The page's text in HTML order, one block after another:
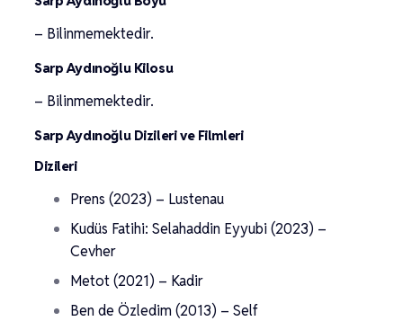
– Bilinmemektedir.
Sarp Aydınoğlu Kilosu
– Bilinmemektedir.
Sarp Aydınoğlu Dizileri ve Filmleri
Dizileri
Prens (2023) – Lustenau
Kudüs Fatihi: Selahaddin Eyyubi (2023) –
Cevher
Metot (2021) – Kadir
Ben de Özledim (2013) – Self